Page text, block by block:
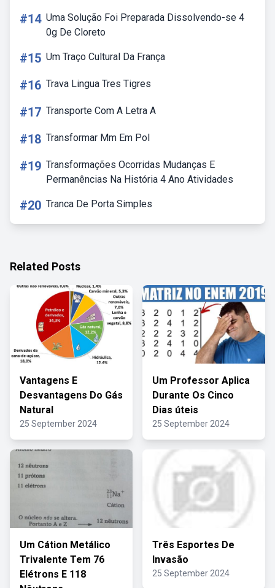
#14 Uma Solução Foi Preparada Dissolvendo-se 4
0g De Cloreto
#15 Um Traço Cultural Da França
#16 Trava Lingua Tres Tigres
#17 Transporte Com A Letra A
#18 Transformar Mm Em Pol
#19 Transformações Ocorridas Mudanças E
Permanências Na História 4 Ano Atividades
#20 Tranca De Porta Simples
Related Posts
Vantagens E
Desvantagens Do Gás
Natural
25 September 2024
Um Professor Aplica
Durante Os Cinco
Dias úteis
25 September 2024
Um Cátion Metálico
Trivalente Tem 76
Elétrons E 118
Três Esportes De
Invasão
25 September 2024